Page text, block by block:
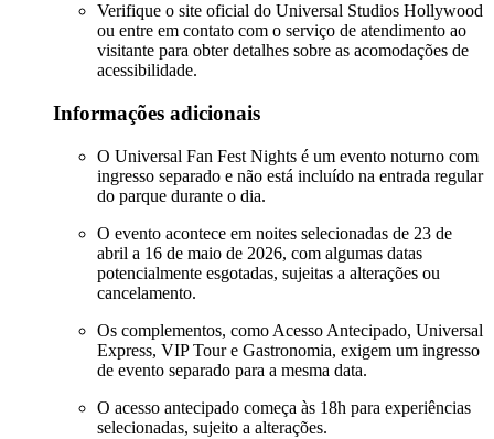
Verifique o site oficial do Universal Studios Hollywood
ou entre em contato com o serviço de atendimento ao
visitante para obter detalhes sobre as acomodações de
acessibilidade.
Informações adicionais
O Universal Fan Fest Nights é um evento noturno com
ingresso separado e não está incluído na entrada regular
do parque durante o dia.
O evento acontece em noites selecionadas de 23 de
abril a 16 de maio de 2026, com algumas datas
potencialmente esgotadas, sujeitas a alterações ou
cancelamento.
Os complementos, como Acesso Antecipado, Universal
Express, VIP Tour e Gastronomia, exigem um ingresso
de evento separado para a mesma data.
O acesso antecipado começa às 18h para experiências
selecionadas, sujeito a alterações.